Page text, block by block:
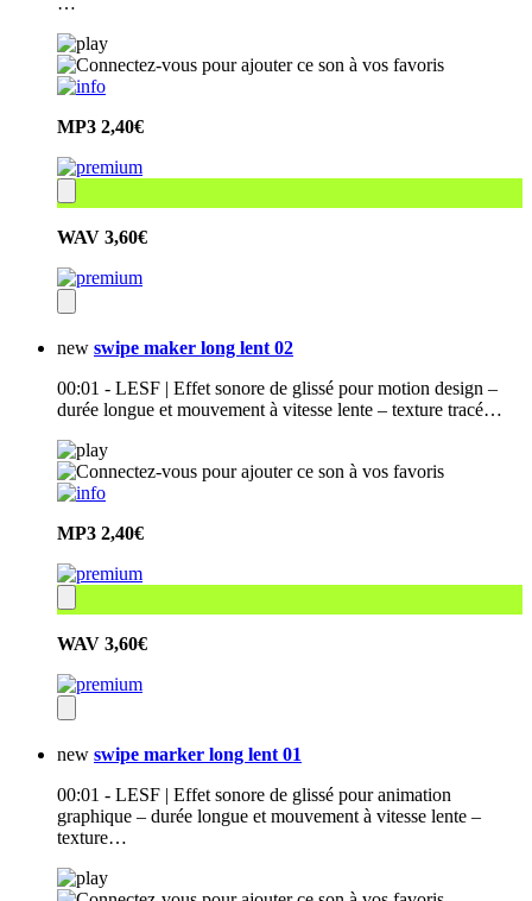
MP3 2,40€
WAV 3,60€
new swipe maker long lent 02
00:01 - LESF | Effet sonore de glissé pour motion design –
durée longue et mouvement à vitesse lente – texture tracé…
MP3 2,40€
WAV 3,60€
new swipe marker long lent 01
00:01 - LESF | Effet sonore de glissé pour animation
graphique – durée longue et mouvement à vitesse lente –
texture…